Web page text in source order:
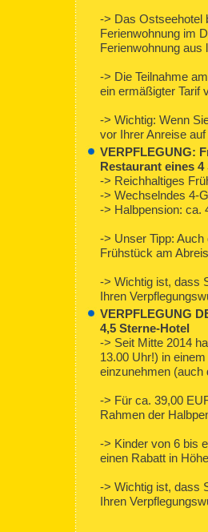
-> Das Ostseehotel
Ferienwohnung im
Ferienwohnung aus
-> Die Teilnahme
ein ermäßigter Tarif
-> Wichtig: Wenn
vor Ihrer Anreise
VERPFLEGUNG:
Restaurant eines
-> Reichhaltiges
-> Wechselndes 4-
-> Halbpension: ca.
-> Unser Tipp:
Frühstück am
-> Wichtig ist, dass
Ihren
VERPFLEGUNG
4,5 Sterne-Hotel
-> Seit Mitte 2014
13.00 Uhr!) in
einzunehmen (auch
-> Für ca. 39,00
Rahmen der
-> Kinder von 6 bis
einen Rabatt in
-> Wichtig ist, dass
Ihren